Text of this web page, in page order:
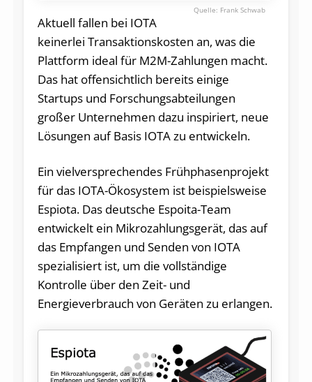
Frank Schwab
Aktuell fallen bei IOTA
keinerlei Transaktionskosten an, was die
Plattform ideal für M2M-Zahlungen macht.
Das hat offensichtlich bereits einige
Startups und Forschungsabteilungen
großer Unternehmen dazu inspiriert, neue
Lösungen auf Basis IOTA zu entwickeln.
Ein vielversprechendes Frühphasenprojekt
für das IOTA-Ökosystem ist beispielsweise
Espiota. Das deutsche Espoita-Team
entwickelt ein Mikrozahlungsgerät, das auf
das Empfangen und Senden von IOTA
spezialisiert ist, um die vollständige
Kontrolle über den Zeit- und
Energieverbrauch von Geräten zu erlangen.